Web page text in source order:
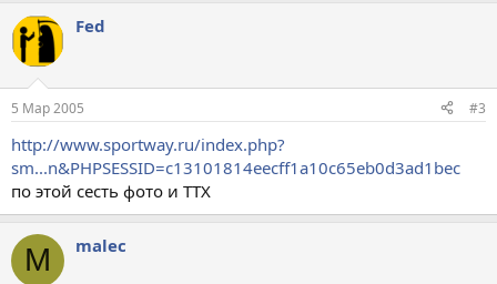
Fed
5 Мар 2005 #3
http://www.sportway.ru/index.php?
sm...n&PHPSESSID=c13101814eecff1a10c65eb0d3ad1bec
по этой сесть фото и ТТХ
M malec